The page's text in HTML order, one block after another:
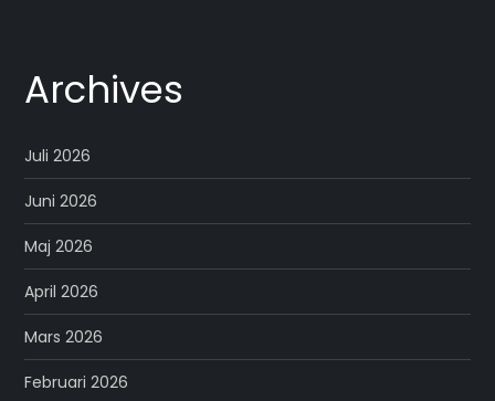
Archives
Juli 2026
Juni 2026
Maj 2026
April 2026
Mars 2026
Februari 2026